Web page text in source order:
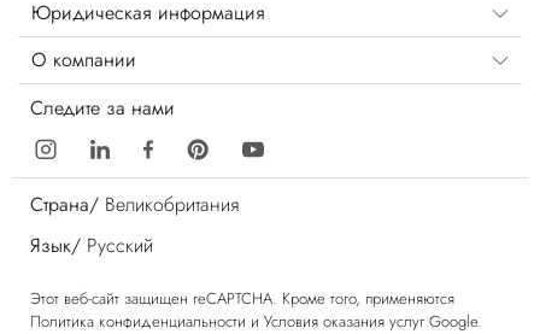
Юридическая информация
О компании
Следите за нами
Страна/ Великобритания
Язык/ Русский
Этот веб-сайт защищен reCAPTCHA. Кроме того, применяются
Политика конфиденциальности и Условия оказания услуг Google.